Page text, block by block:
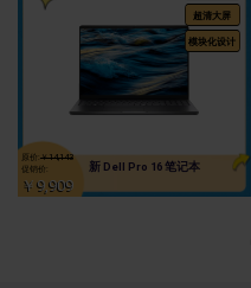
新 Dell Pro 16 笔记本
原价: ￥14,143
促销价:
￥9,909
超清大屏
模块化设计